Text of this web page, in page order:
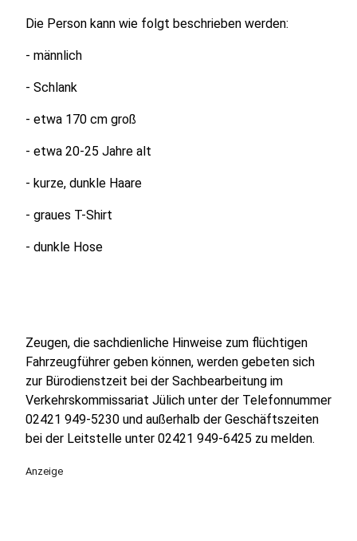
Die Person kann wie folgt beschrieben werden:
- männlich
- Schlank
- etwa 170 cm groß
- etwa 20-25 Jahre alt
- kurze, dunkle Haare
- graues T-Shirt
- dunkle Hose
Zeugen, die sachdienliche Hinweise zum flüchtigen
Fahrzeugführer geben können, werden gebeten sich
zur Bürodienstzeit bei der Sachbearbeitung im
Verkehrskommissariat Jülich unter der Telefonnummer
02421 949-5230 und außerhalb der Geschäftszeiten
bei der Leitstelle unter 02421 949-6425 zu melden.
Anzeige